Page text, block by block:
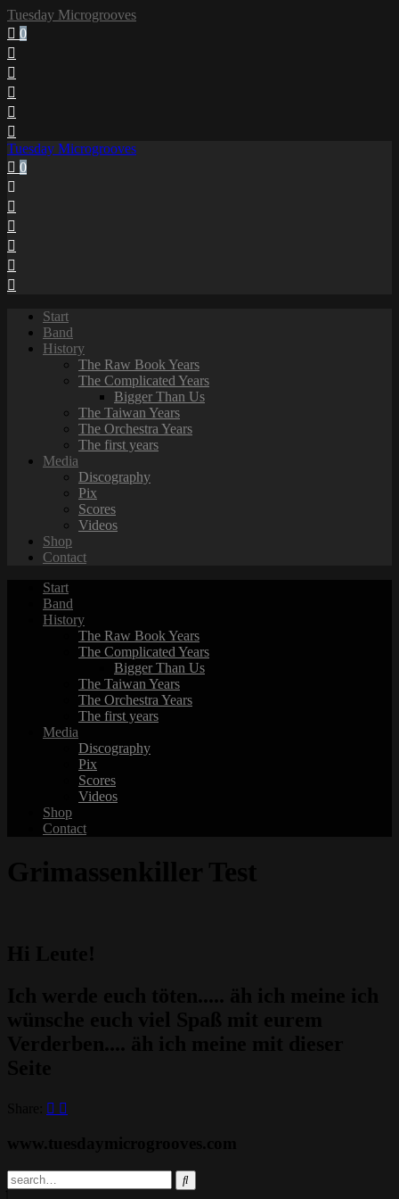
Tuesday Microgrooves
0
Tuesday Microgrooves
0
Start
Band
History
The Raw Book Years
The Complicated Years
Bigger Than Us
The Taiwan Years
The Orchestra Years
The first years
Media
Discography
Pix
Scores
Videos
Shop
Contact
Start
Band
History
The Raw Book Years
The Complicated Years
Bigger Than Us
The Taiwan Years
The Orchestra Years
The first years
Media
Discography
Pix
Scores
Videos
Shop
Contact